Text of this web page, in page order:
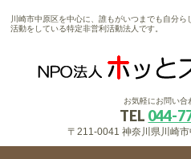
川崎市中原区を中心に、誰もがいつまでも自分
活動をしている特定非営利活動法人です。
お気軽にお問い合
TEL 044-
〒211-0041 神奈川県川崎